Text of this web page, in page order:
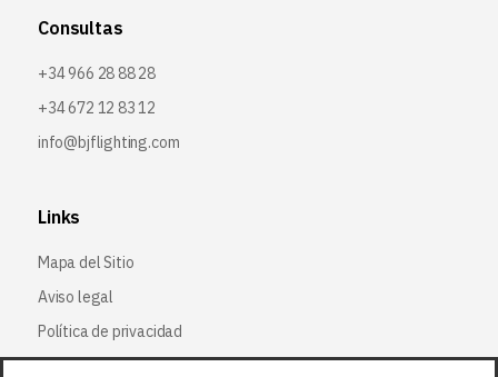
Consultas
+34 966 28 88 28
+34 672 12 83 12
info@bjflighting.com
Links
Mapa del Sitio
Aviso legal
Política de privacidad
Política de cookies